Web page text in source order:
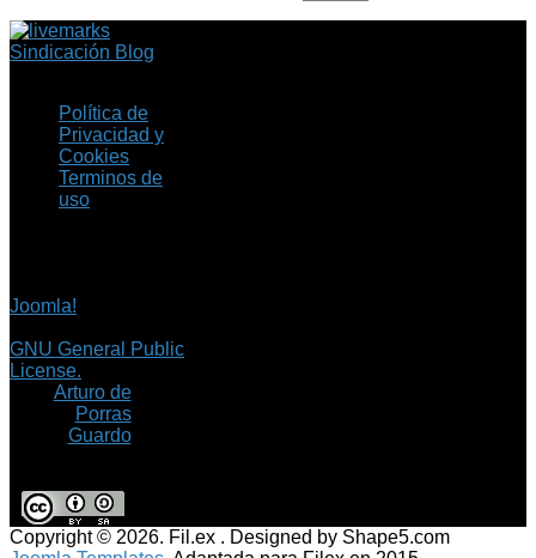
Sindicación Blog
Política de
Privacidad y
Cookies
Terminos de
uso
Joomla!
GNU General Public
License.
Arturo de
Porras
Guardo
Copyright © 2026. Fil.ex . Designed by Shape5.com